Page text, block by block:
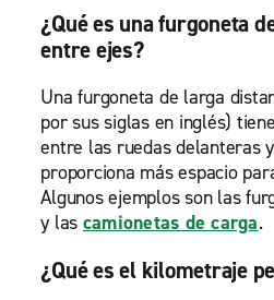
¿Qué es una furgoneta
entre ejes?
Una furgoneta de larga
por sus siglas en inglés)
entre las ruedas delanteras
proporciona más espacio
Algunos ejemplos son las
y las camionetas de carga.
¿Qué es el kilometraje